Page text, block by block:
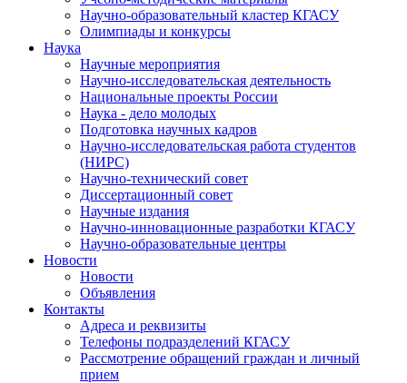
Научно-образовательный кластер КГАСУ
Олимпиады и конкурсы
Наука
Научные мероприятия
Научно-исследовательская деятельность
Национальные проекты России
Наука - дело молодых
Подготовка научных кадров
Научно-исследовательская работа студентов
(НИРС)
Научно-технический совет
Диссертационный совет
Научные издания
Научно-инновационные разработки КГАСУ
Научно-образовательные центры
Новости
Новости
Объявления
Контакты
Адреса и реквизиты
Телефоны подразделений КГАСУ
Рассмотрение обращений граждан и личный
прием